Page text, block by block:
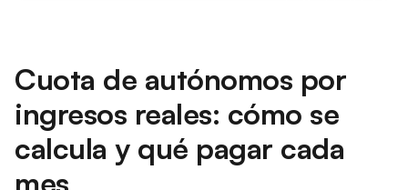
Cuota de autónomos por
ingresos reales: cómo se
calcula y qué pagar cada
mes